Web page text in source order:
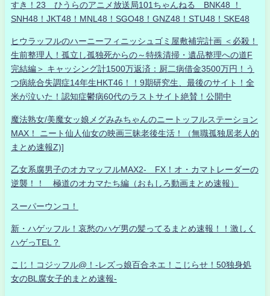
すき！23 ひうらのアニメ放送局101ちゃんねる BNK48 ！
SNH48！JKT48！MNL48！SGO48！GNZ48！STU48！SKE48
ヒウラッフルのハーニーフィニッシュゴミ屋敷補完計画 ＜必殺！
生前整理人！孤立し孤独死からの～特殊清掃・遺品整理への道F
完結編＞ キャッシング計1500万返済：厨二病借金3500万円！う
つ病統合失調症14年生HKT46！！9期研究生、最後のサイト！全
米が泣いた！認知症鬱病60代のラストサイト絶賛！公開中
魔法熟女/美魔女ッ娘メグみみちゃんのニートッフルステーション
MAX！ ニート仙人仙女の映画三昧老後生活！（無職孤独居老人的
まとめ速報Z)]
乙女系腐男子のオカマッフルMAX2- FX！オ・カマトレーダーの
逆襲！！ 極道のオカマたち編（おもしろ動画まとめ速報）
スーパーウンコ！
新・ハゲッフル！哀愁のハゲ男の髪ってるまとめ速報！！激しく
ハゲっTEL？
こじ！コジッフル@！-レズっ娘百合ネエ！こじらせ！50独身処
女のBL腐女子的まとめ速報-